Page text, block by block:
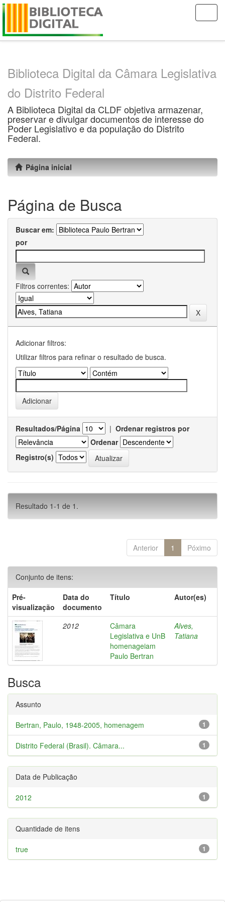
Skip
Biblioteca Digital da Câmara Legislativa
do Distrito Federal
A Biblioteca Digital da CLDF objetiva armazenar,
preservar e divulgar documentos de interesse do
Poder Legislativo e da população do Distrito
Federal.
Página inicial
Página de Busca
Buscar em:
por
Filtros correntes:
Adicionar filtros:
Utilizar filtros para refinar o resultado de busca.
Resultados/Página | Ordenar registros por
Ordenar
Registro(s)
Resultado 1-1 de 1.
Anterior 1 Póximo
Conjunto de itens:
Pré-
visualização
Data do
documento
Título Autor(es)
2012
Câmara
Legislativa e UnB
homenageiam
Paulo Bertran
Alves,
Tatiana
Busca
Assunto
1
Bertran, Paulo, 1948-2005, homenagem
1
Distrito Federal (Brasil). Câmara...
Data de Publicação
1
2012
Quantidade de itens
1
true